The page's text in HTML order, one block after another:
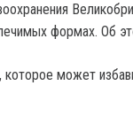
формах. Об
может